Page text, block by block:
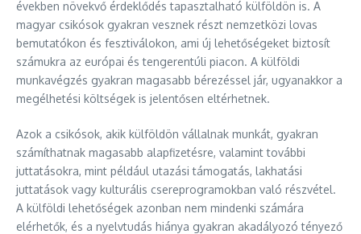
években növekvő érdeklődés tapasztalható külföldön is. A
magyar csikósok gyakran vesznek részt nemzetközi lovas
bemutatókon és fesztiválokon, ami új lehetőségeket biztosít
számukra az európai és tengerentúli piacon. A külföldi
munkavégzés gyakran magasabb bérezéssel jár, ugyanakkor a
megélhetési költségek is jelentősen eltérhetnek.
Azok a csikósok, akik külföldön vállalnak munkát, gyakran
számíthatnak magasabb alapfizetésre, valamint további
juttatásokra, mint például utazási támogatás, lakhatási
juttatások vagy kulturális csereprogramokban való részvétel.
A külföldi lehetőségek azonban nem mindenki számára
elérhetők, és a nyelvtudás hiánya gyakran akadályozó tényező